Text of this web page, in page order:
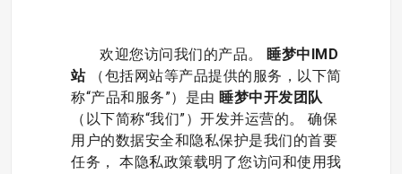
欢迎您访问我们的产品。 睡梦中IMD
站
（包括网站等产品提供的服务，以下简
称“产品和服务”）是由 睡梦中开发团队
（以下简称“我们”）开发并运营的。 确保
用户的数据安全和隐私保护是我们的首要
任务， 本隐私政策载明了您访问和使用我